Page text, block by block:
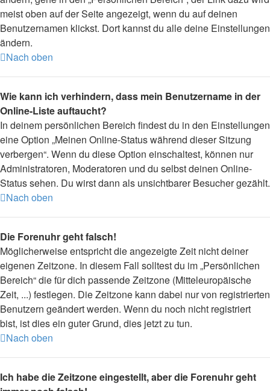
meist oben auf der Seite angezeigt, wenn du auf deinen
Benutzernamen klickst. Dort kannst du alle deine Einstellungen
ändern.
Nach oben
Wie kann ich verhindern, dass mein Benutzername in der
Online-Liste auftaucht?
In deinem persönlichen Bereich findest du in den Einstellungen
eine Option „Meinen Online-Status während dieser Sitzung
verbergen“. Wenn du diese Option einschaltest, können nur
Administratoren, Moderatoren und du selbst deinen Online-
Status sehen. Du wirst dann als unsichtbarer Besucher gezählt.
Nach oben
Die Forenuhr geht falsch!
Möglicherweise entspricht die angezeigte Zeit nicht deiner
eigenen Zeitzone. In diesem Fall solltest du im „Persönlichen
Bereich“ die für dich passende Zeitzone (Mitteleuropäische
Zeit, ...) festlegen. Die Zeitzone kann dabei nur von registrierten
Benutzern geändert werden. Wenn du noch nicht registriert
bist, ist dies ein guter Grund, dies jetzt zu tun.
Nach oben
Ich habe die Zeitzone eingestellt, aber die Forenuhr geht